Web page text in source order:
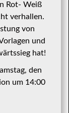
Rot- Weiß
verhallen.
von
und
hat!
den
um 14:00